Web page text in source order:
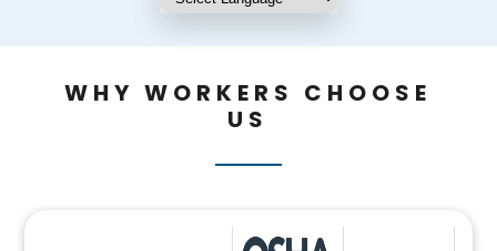
WHY WORKERS CHOOSE
US